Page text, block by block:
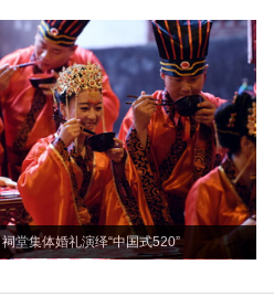
祠堂集体婚礼演绎“中国式520”